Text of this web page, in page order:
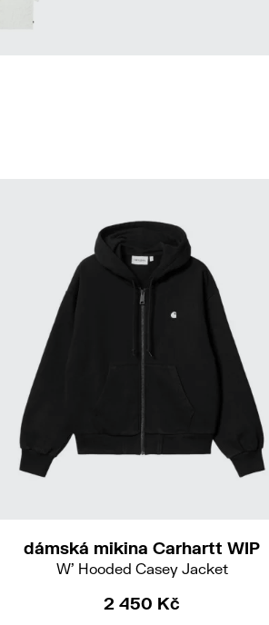
dámská mikina Carhartt WIP
W' Hooded Casey Jacket
2 450 Kč